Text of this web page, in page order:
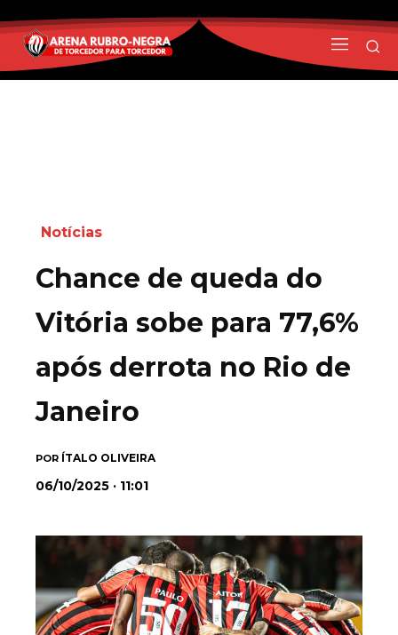
Notícias
Chance de queda do
Vitória sobe para 77,6%
após derrota no Rio de
Janeiro
POR ÍTALO OLIVEIRA
06/10/2025 · 11:01